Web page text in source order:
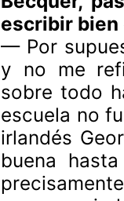
escribir bien
— Por
y no me
sobre todo
escuela no
irlandés
buena